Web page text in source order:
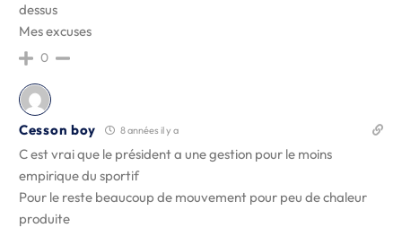
dessus
Mes excuses
0
Cesson boy 8 années il y a
C est vrai que le président a une gestion pour le moins
empirique du sportif
Pour le reste beaucoup de mouvement pour peu de chaleur
produite